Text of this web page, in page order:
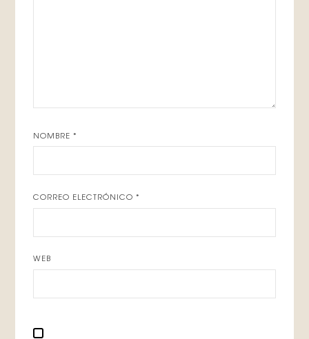
NOMBRE*
CORREO ELECTRÓNICO*
WEB